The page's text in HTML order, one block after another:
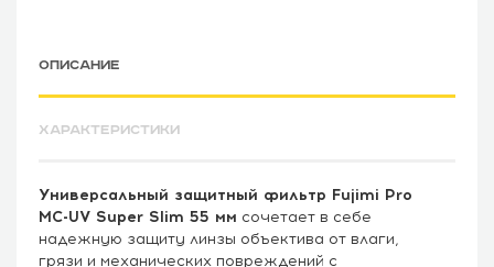
ОПИСАНИЕ
ХАРАКТЕРИСТИКИ
Универсальный защитный фильтр Fujimi Pro
MC-UV Super Slim 55 мм сочетает в себе
надежную защиту линзы объектива от влаги,
грязи и механических повреждений с